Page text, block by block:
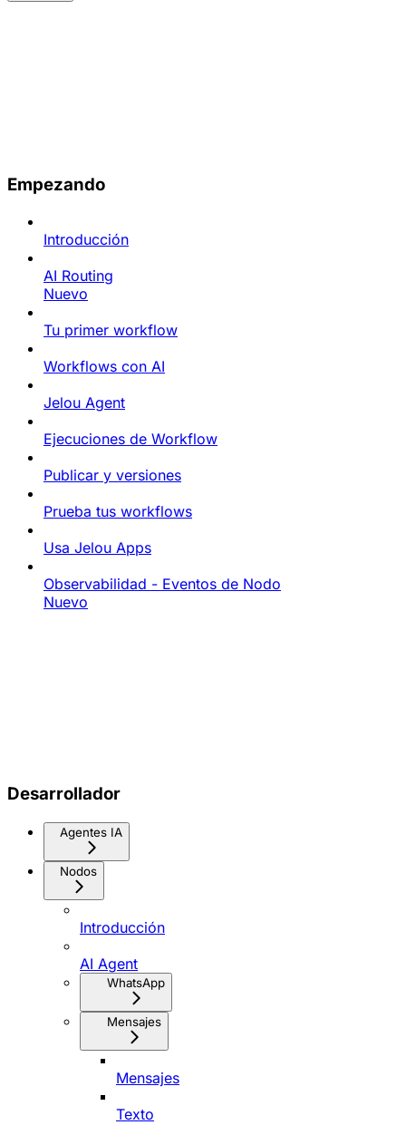
Empezando
Introducción
AI Routing
Nuevo
Tu primer workflow
Workflows con AI
Jelou Agent
Ejecuciones de Workflow
Publicar y versiones
Prueba tus workflows
Usa Jelou Apps
Observabilidad - Eventos de Nodo
Nuevo
Desarrollador
Agentes IA
Nodos
Introducción
AI Agent
WhatsApp
Mensajes
Mensajes
Texto